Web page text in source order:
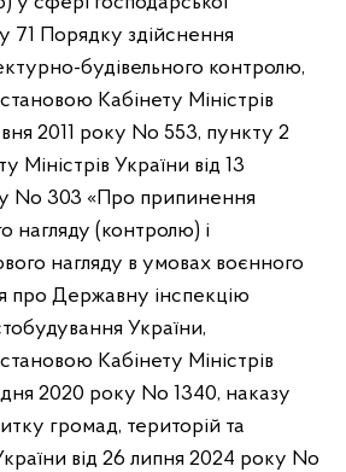
71 Порядку здійснення
будівельного контролю,
Кабінету Міністрів
2011 року No 553, пункту 2
Міністрів України від 13
No 303 «Про припинення
нагляду (контролю) і
нагляду в умовах воєнного
про Державну інспекцію
України,
Кабінету Міністрів
2020 року No 1340, наказу
громад, територій та
від 26 липня 2024 року No